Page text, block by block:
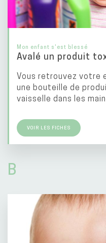
Mon enfant s'est blessé
Avalé un produit
Vous retrouvez votre
une bouteille de
vaisselle dans les
VOIR LES FICHES
B